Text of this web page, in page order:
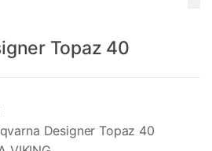
Topaz 40
Designer Topaz 40